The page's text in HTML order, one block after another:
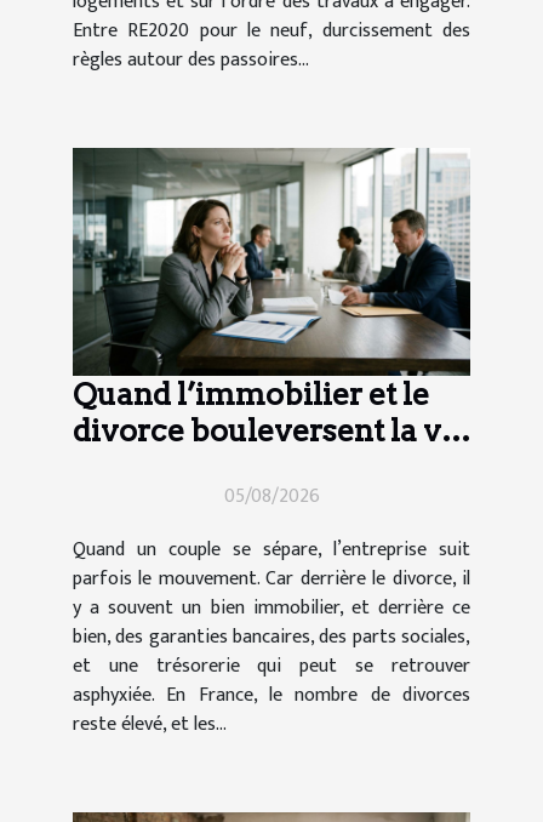
Entre RE2020 pour le neuf, durcissement des
règles autour des passoires...
Quand l’immobilier et le
divorce bouleversent la vie
05/08/2026
Quand un couple se sépare, l’entreprise suit
parfois le mouvement. Car derrière le divorce, il
y a souvent un bien immobilier, et derrière ce
bien, des garanties bancaires, des parts sociales,
et une trésorerie qui peut se retrouver
asphyxiée. En France, le nombre de divorces
reste élevé, et les...